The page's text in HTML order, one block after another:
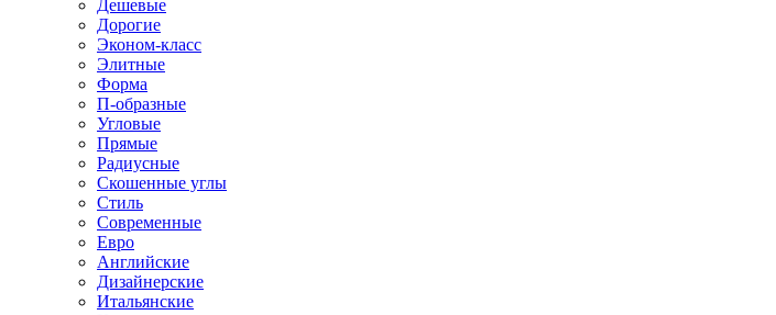
Дешевые
Дорогие
Эконом-класс
Элитные
Форма
П-образные
Угловые
Прямые
Радиусные
Скошенные углы
Стиль
Современные
Евро
Английские
Дизайнерские
Итальянские